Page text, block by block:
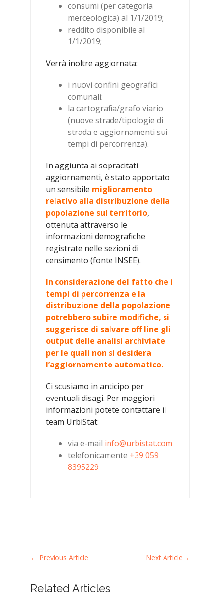
consumi (per categoria
merceologica) al 1/1/2019;
reddito disponibile al
1/1/2019;
Verrà inoltre aggiornata:
i nuovi confini geografici
comunali;
la cartografia/grafo viario
(nuove strade/tipologie di
strada e aggiornamenti sui
tempi di percorrenza).
In aggiunta ai sopracitati
aggiornamenti, è stato apportato
un sensibile miglioramento
relativo alla distribuzione della
popolazione sul territorio,
ottenuta attraverso le
informazioni demografiche
registrate nelle sezioni di
censimento (fonte INSEE).
In considerazione del fatto che i
tempi di percorrenza e la
distribuzione della popolazione
potrebbero subire modifiche, si
suggerisce di salvare off line gli
output delle analisi archiviate
per le quali non si desidera
l’aggiornamento automatico.
Ci scusiamo in anticipo per
eventuali disagi. Per maggiori
informazioni potete contattare il
team UrbiStat:
via e-mail info@urbistat.com
telefonicamente +39 059
8395229
← Previous Article Next Article→
Related Articles